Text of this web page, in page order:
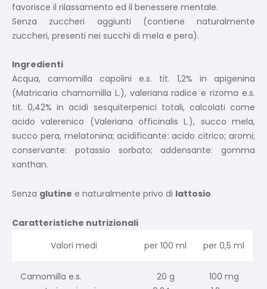
favorisce il rilassamento ed il benessere mentale.
Senza zuccheri aggiunti (contiene naturalmente
zuccheri, presenti nei succhi di mela e pera).
Ingredienti
Acqua, camomilla capolini e.s. tit. 1,2% in apigenina
(Matricaria chamomilla L.), valeriana radice e rizoma e.s.
tit. 0,42% in acidi sesquiterpenici totali, calcolati come
acido valerenico (Valeriana officinalis L.), succo mela,
succo pera, melatonina; acidificante: acido citrico; aromi;
conservante: potassio sorbato; addensante: gomma
xanthan.
Senza glutine e naturalmente privo di lattosio.
Caratteristiche nutrizionali
Valori medi
per 100 ml per 0,5 ml
Camomilla e.s.
20 g
100 mg